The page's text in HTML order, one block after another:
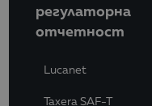
регулаторна
отчетност
Lucanet
Taxera SAF-T